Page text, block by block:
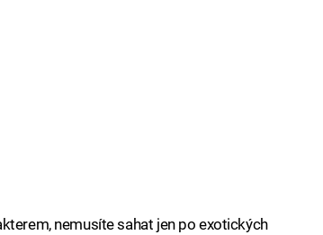
nemusíte sahat jen po exotických